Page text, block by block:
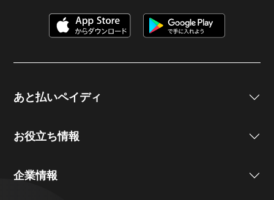
あと払いペイディ
お役立ち情報
企業情報